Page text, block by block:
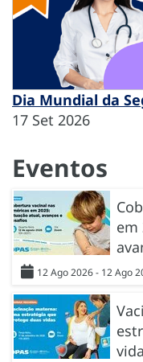
Dia Mundial da
17 Set 2026
Eventos
em
12 Ago 2026 - 12 Ago